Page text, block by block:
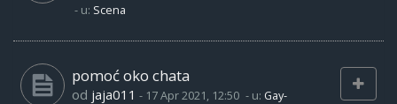
- u: Scena
pomoć oko chata
od jaja011 - 17 Apr 2021, 12:50 - u: Gay-